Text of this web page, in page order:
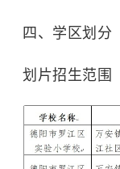
四、学区划分
划片招生范围